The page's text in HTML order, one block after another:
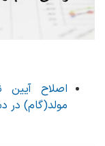
اصلاح آیین
مولد(گام) در